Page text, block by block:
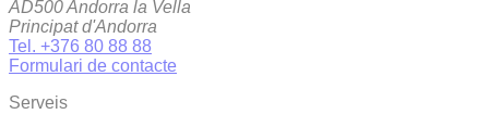
AD500 Andorra la Vella
Principat d'Andorra
Tel. +376 80 88 88
Formulari de contacte
Serveis